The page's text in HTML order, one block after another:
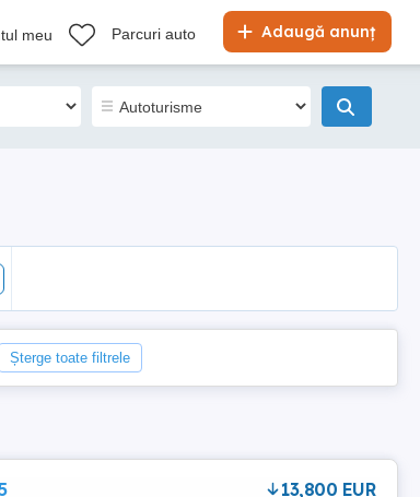
Adaugă anunț
meu Parcuri auto
Șterge toate filtrele
13,800 EUR